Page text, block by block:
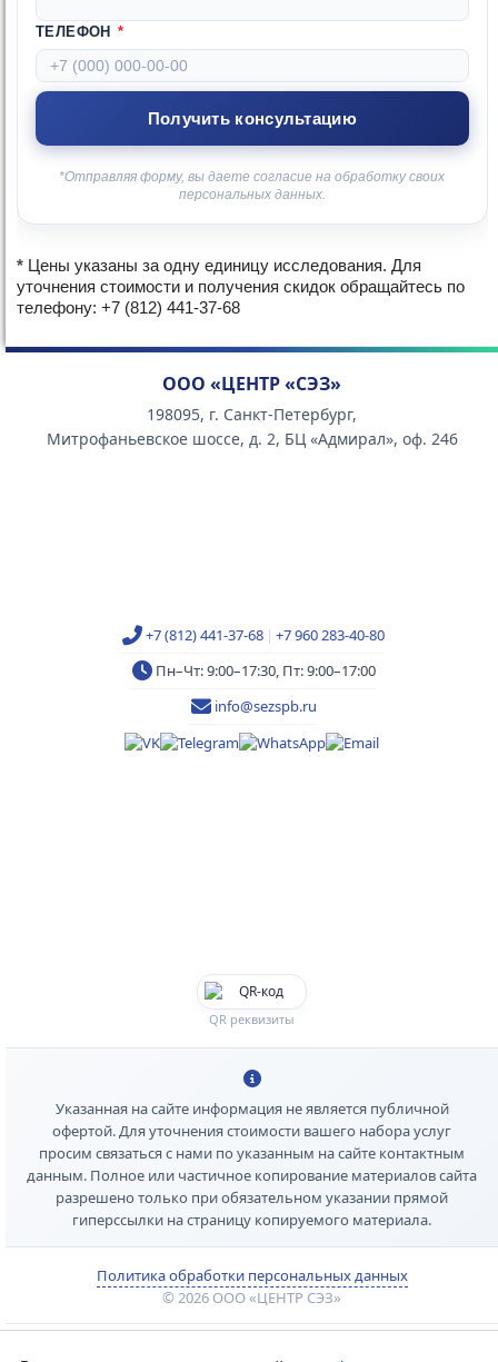
ТЕЛЕФОН *
*Отправляя форму, вы даете согласие на обработку своих
персональных данных.
* Цены указаны за одну единицу исследования. Для
уточнения стоимости и получения скидок обращайтесь по
телефону: +7 (812) 441-37-68
ООО «ЦЕНТР «СЭЗ»
198095, г. Санкт-Петербург,
Митрофаньевское шоссе, д. 2, БЦ «Адмирал», оф. 246
+7 (812) 441-37-68 | +7 960 283-40-80
Пн–Чт: 9:00–17:30, Пт: 9:00–17:00
info@sezspb.ru
QR реквизиты
Указанная на сайте информация не является публичной
офертой. Для уточнения стоимости вашего набора услуг
просим связаться с нами по указанным на сайте контактным
данным. Полное или частичное копирование материалов сайта
разрешено только при обязательном указании прямой
гиперссылки на страницу копируемого материала.
Политика обработки персональных данных
© 2026 ООО «ЦЕНТР СЭЗ»